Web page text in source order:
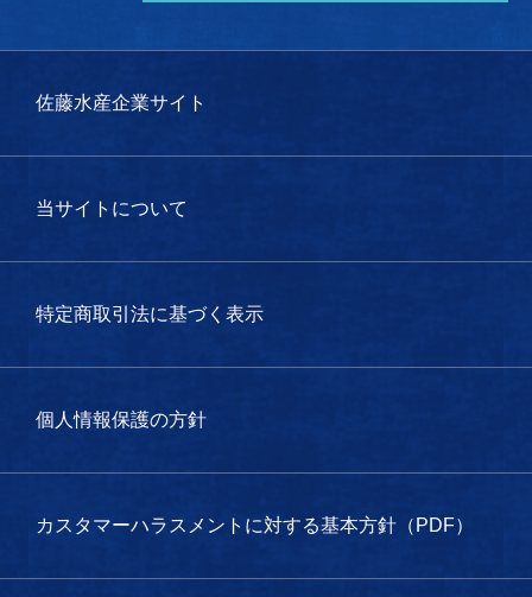
佐藤水産企業サイト
当サイトについて
特定商取引法に基づく表示
個人情報保護の方針
カスタマーハラスメントに対する基本方針（PDF）